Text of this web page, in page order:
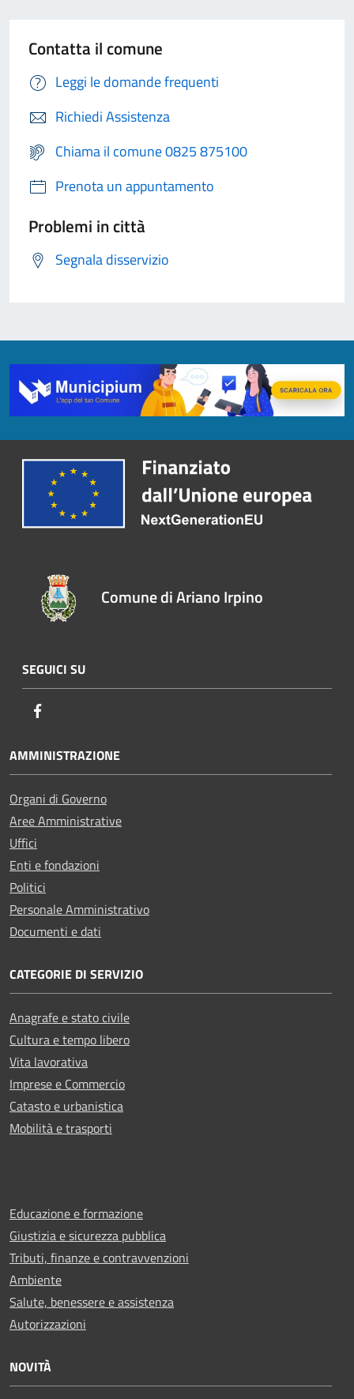
Contatta il comune
Leggi le domande frequenti
Richiedi Assistenza
Chiama il comune 0825 875100
Prenota un appuntamento
Problemi in città
Segnala disservizio
Comune di Ariano Irpino
SEGUICI SU
AMMINISTRAZIONE
Organi di Governo
Aree Amministrative
Uffici
Enti e fondazioni
Politici
Personale Amministrativo
Documenti e dati
CATEGORIE DI SERVIZIO
Anagrafe e stato civile
Cultura e tempo libero
Vita lavorativa
Imprese e Commercio
Catasto e urbanistica
Mobilità e trasporti
Educazione e formazione
Giustizia e sicurezza pubblica
Tributi, finanze e contravvenzioni
Ambiente
Salute, benessere e assistenza
Autorizzazioni
NOVITÀ